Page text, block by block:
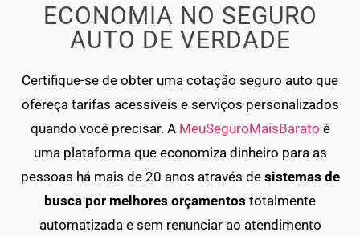
ECONOMIA NO SEGURO
AUTO DE VERDADE
Certifique-se de obter uma cotação seguro auto que
ofereça tarifas acessíveis e serviços personalizados
quando você precisar. A MeuSeguroMaisBarato é
uma plataforma que economiza dinheiro para as
pessoas há mais de 20 anos através de sistemas de
busca por melhores orçamentos totalmente
automatizada e sem renunciar ao atendimento